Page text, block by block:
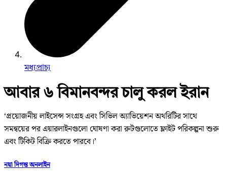
মধ্যপ্রাচ্য
আবার ৬ বিমানবন্দর চালু করল ইরান
‘প্রয়োজনীয় লাইসেন্স সংগ্রহ এবং সিভিল অ্যাভিয়েশন অথরিটির সাথে
সমন্বয়ের পর এয়ারলাইনগুলো ঘোষণা করা রুটগুলোতে ফ্লাইট পরিকল্পনা শুরু
এবং টিকিট বিক্রি করতে পারবে।’
নয়া দিগন্ত অনলাইন